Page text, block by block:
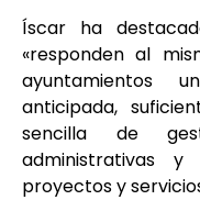
Íscar ha
«responden al
ayuntamientos
anticipada,
sencilla de
administrativas
proyectos y